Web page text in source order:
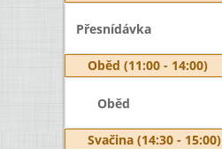
Přesnídávka
Oběd (11:00 - 14:00)
Oběd
Svačina (14:30 - 15:00)